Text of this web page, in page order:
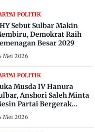
POLITIK
Sebut Sulbar Makin
Demokrat Raih
Besar 2029
Mei 2026
POLITIK
Musda IV Hanura
Anshori Saleh Minta
Partai Bergerak
Pemilu 2029
Mei 2026